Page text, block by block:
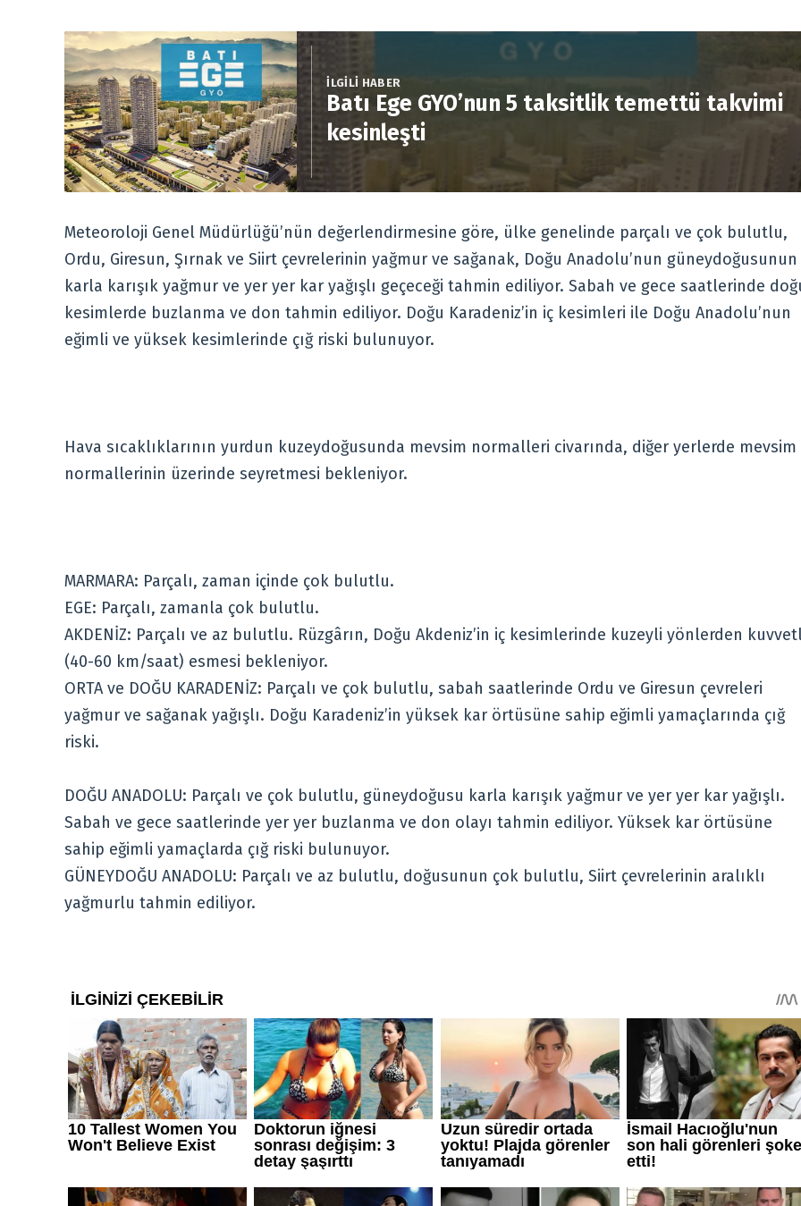
İLGİLİ HABER
Batı Ege GYO’nun 5 taksitlik temettü takvimi
kesinleşti
Meteoroloji Genel Müdürlüğü’nün değerlendirmesine göre, ülke genelinde parçalı ve çok bulutlu,
Ordu, Giresun, Şırnak ve Siirt çevrelerinin yağmur ve sağanak, Doğu Anadolu’nun güneydoğusunun
karla karışık yağmur ve yer yer kar yağışlı geçeceği tahmin ediliyor. Sabah ve gece saatlerinde
kesimlerde buzlanma ve don tahmin ediliyor. Doğu Karadeniz’in iç kesimleri ile Doğu Anadolu’nun
eğimli ve yüksek kesimlerinde çığ riski bulunuyor.
Hava sıcaklıklarının yurdun kuzeydoğusunda mevsim normalleri civarında, diğer yerlerde mevsim
normallerinin üzerinde seyretmesi bekleniyor.
MARMARA: Parçalı, zaman içinde çok bulutlu.
EGE: Parçalı, zamanla çok bulutlu.
AKDENİZ: Parçalı ve az bulutlu. Rüzgârın, Doğu Akdeniz’in iç kesimlerinde kuzeyli yönlerden
(40-60 km/saat) esmesi bekleniyor.
ORTA ve DOĞU KARADENİZ: Parçalı ve çok bulutlu, sabah saatlerinde Ordu ve Giresun çevreleri
yağmur ve sağanak yağışlı. Doğu Karadeniz’in yüksek kar örtüsüne sahip eğimli yamaçlarında çığ
riski.
DOĞU ANADOLU: Parçalı ve çok bulutlu, güneydoğusu karla karışık yağmur ve yer yer kar yağışlı.
Sabah ve gece saatlerinde yer yer buzlanma ve don olayı tahmin ediliyor. Yüksek kar örtüsüne
sahip eğimli yamaçlarda çığ riski bulunuyor.
GÜNEYDOĞU ANADOLU: Parçalı ve az bulutlu, doğusunun çok bulutlu, Siirt çevrelerinin aralıklı
yağmurlu tahmin ediliyor.